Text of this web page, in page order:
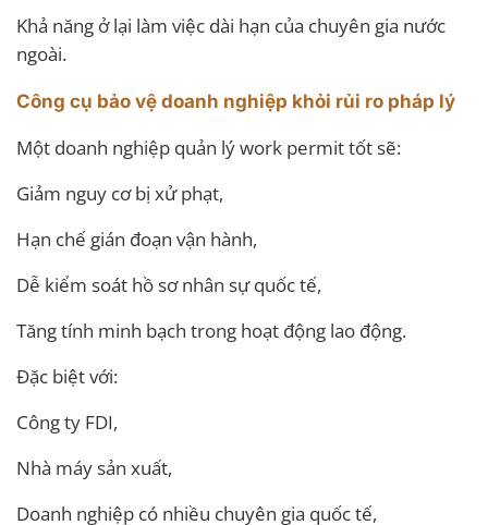
Khả năng ở lại làm việc dài hạn của chuyên gia nước
ngoài.
Công cụ bảo vệ doanh nghiệp khỏi rủi ro pháp lý
Một doanh nghiệp quản lý work permit tốt sẽ:
Giảm nguy cơ bị xử phạt,
Hạn chế gián đoạn vận hành,
Dễ kiểm soát hồ sơ nhân sự quốc tế,
Tăng tính minh bạch trong hoạt động lao động.
Đặc biệt với:
Công ty FDI,
Nhà máy sản xuất,
Doanh nghiệp có nhiều chuyên gia quốc tế,